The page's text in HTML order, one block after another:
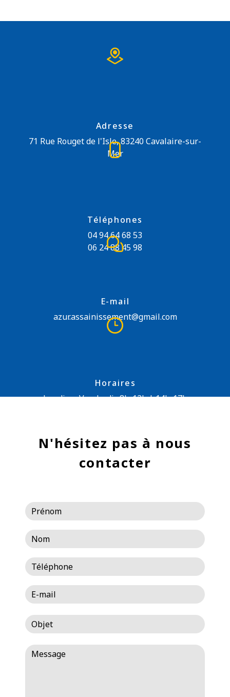
Adresse
71 Rue Rouget de l'Isle, 83240 Cavalaire-sur-
Mer
Téléphones
04 94 64 68 53
06 24 88 45 98
E-mail
azur.assainissement@gmail.com
Horaires
Lundi au Vendredi : 8h-12h | 14h-17h
N'hésitez pas à nous
contacter